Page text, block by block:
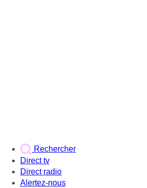
Rechercher
Direct tv
Direct radio
Alertez-nous